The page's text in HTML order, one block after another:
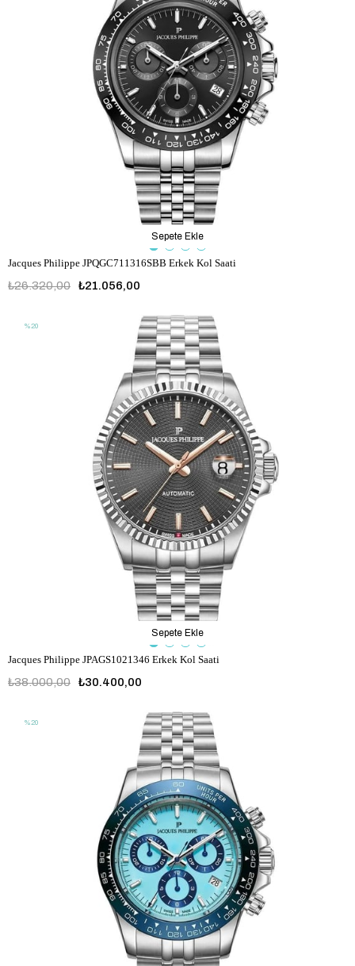
Jacques Philippe JPQGC711316SBB Erkek Kol Saati
₺21.056,00
₺26.320,00
Sepete Ekle
Jacques Philippe JPAGS1021346 Erkek Kol Saati
₺30.400,00
₺38.000,00
Sepete Ekle
%20
%20